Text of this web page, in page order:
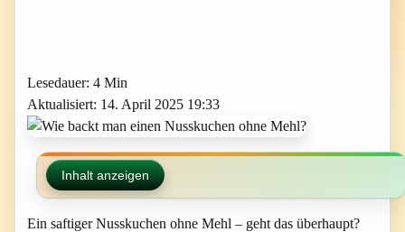
Lesedauer: 4 Min
Aktualisiert: 14. April 2025 19:33
Inhalt anzeigen
Ein saftiger Nusskuchen ohne Mehl – geht das überhaupt?